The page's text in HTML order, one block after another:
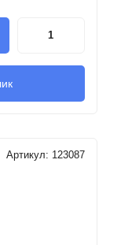
Артикул: 123087